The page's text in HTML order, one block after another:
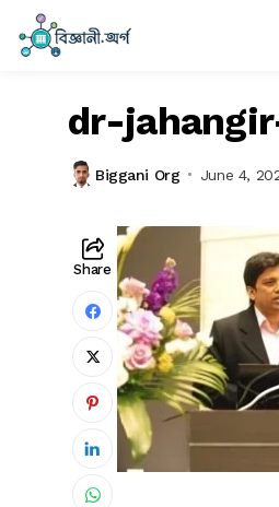
dr-
Biggani Org June 4,
Share